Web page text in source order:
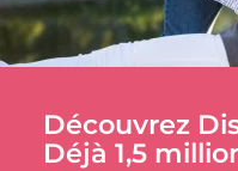
Découvrez
Déjà 1,5